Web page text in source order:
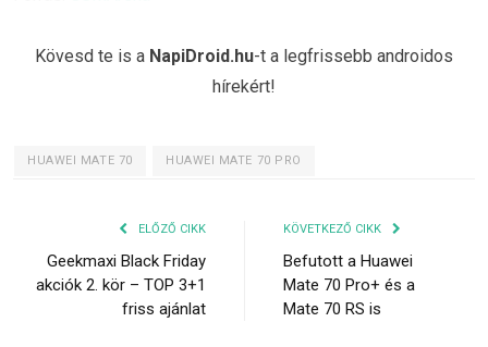
Kövesd te is a NapiDroid.hu-t a legfrissebb androidos
hírekért!
HUAWEI MATE 70 HUAWEI MATE 70 PRO
ELŐZŐ CIKK
Geekmaxi Black Friday
akciók 2. kör – TOP 3+1
friss ajánlat
KÖVETKEZŐ CIKK
Befutott a Huawei
Mate 70 Pro+ és a
Mate 70 RS is